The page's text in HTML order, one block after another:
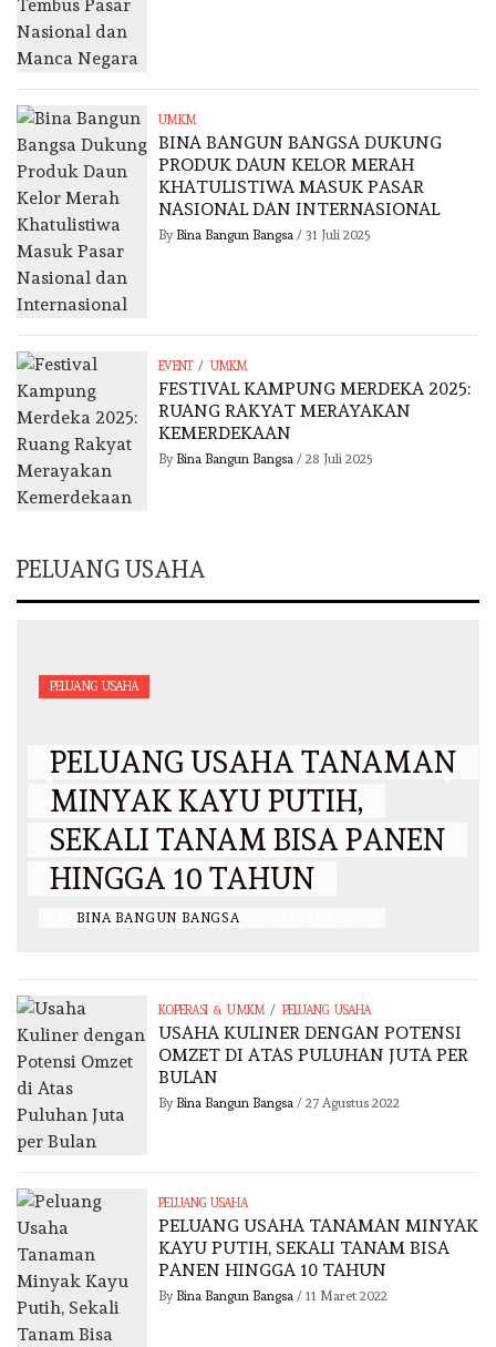
UMKM
BINA BANGUN BANGSA DUKUNG
PRODUK DAUN KELOR MERAH
KHATULISTIWA MASUK PASAR
NASIONAL DAN INTERNASIONAL
By Bina Bangun Bangsa/ 31 Juli 2025
EVENT / UMKM
FESTIVAL KAMPUNG MERDEKA 2025:
RUANG RAKYAT MERAYAKAN
KEMERDEKAAN
By Bina Bangun Bangsa/ 28 Juli 2025
PELUANG USAHA
PELUANG USAHA
PELUANG USAHA TANAMAN
MINYAK KAYU PUTIH,
SEKALI TANAM BISA PANEN
HINGGA 10 TAHUN
BINA BANGUN BANGSA
KOPERASI & UMKM / PELUANG USAHA
USAHA KULINER DENGAN POTENSI
OMZET DI ATAS PULUHAN JUTA PER
BULAN
By Bina Bangun Bangsa/ 27 Agustus 2022
PELUANG USAHA
PELUANG USAHA TANAMAN MINYAK
KAYU PUTIH, SEKALI TANAM BISA
PANEN HINGGA 10 TAHUN
By Bina Bangun Bangsa/ 11 Maret 2022